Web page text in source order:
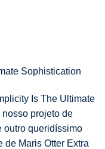
Sophistication
Is The Ultimate
projeto de
outro queridíssimo
de Maris Otter Extra